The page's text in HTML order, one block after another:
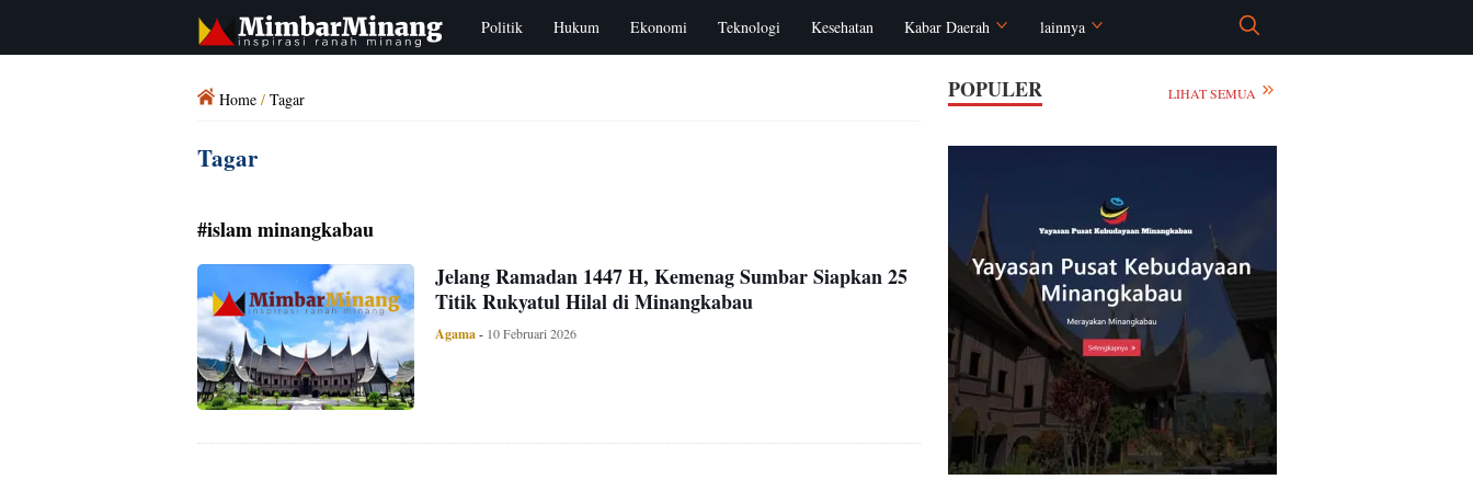
Politik Hukum Ekonomi Teknologi Kesehatan Kabar Daerah lainnya
Home/ Tagar
Tagar
#islam minangkabau
Jelang Ramadan 1447 H, Kemenag Sumbar Siapkan 25
Titik Rukyatul Hilal di Minangkabau
Agama- 10 Februari 2026
POPULER LIHAT SEMUA